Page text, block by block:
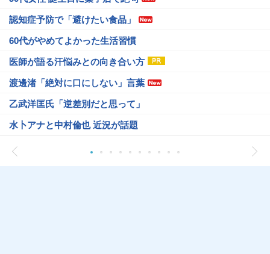
認知症予防で「避けたい食品」
60代がやめてよかった生活習慣
医師が語る汗悩みとの向き合い方
渡邊渚「絶対に口にしない」言葉
乙武洋匡氏「逆差別だと思って」
水卜アナと中村倫也 近況が話題